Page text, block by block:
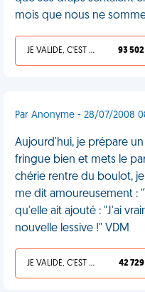
mois que nous ne
JE VALIDE, C'EST UNE VDM 93 502
Par Anonyme - 28/07/2008
Aujourd'hui, je prépare
fringue bien et mets le
chérie rentre du boulot,
me dit amoureusement :
qu'elle ait ajouté : "J'ai
nouvelle lessive !" VDM
JE VALIDE, C'EST UNE VDM 42 729